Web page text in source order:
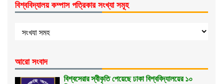
বিশ্ববিদ্যালয় কম্পাস পত্রিকার সংখ্যা সমূহ
আরো সংবাদ
বিশ্বসেরার স্বীকৃতি পেয়েছে ঢাকা বিশ্ববিদ্যালয়ের ১০